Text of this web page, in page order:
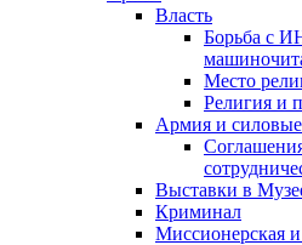
Власть
Борьба с
Место
Религия и
Армия и
Выставки в
Криминал
Миссионерская и